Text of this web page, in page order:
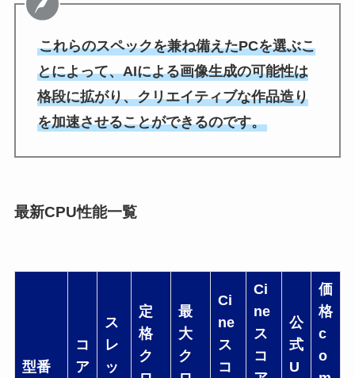
これらのスペックを兼ね備えたPCを選ぶこ
とによって、AIによる画像生成の可能性は
格段に拡がり、クリエイティブな作品造り
を加速させることができるのです。
最新CPU性能一覧
型番
コ
ア
ス
レ
ッ
定
格
ク
最
大
ク
Ci
ne
ス
コ
Ci
ne
ス
コ
公
式
U
価
格
c
o